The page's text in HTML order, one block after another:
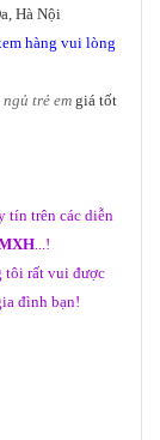
Hà Nội
hàng vui lòng
trẻ emgiá tốt
tín trên các diễn
...!
tôi rất vui được
đình bạn!